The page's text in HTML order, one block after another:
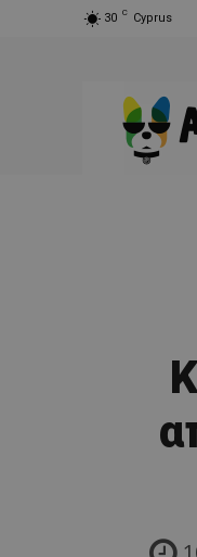
30 C Cyprus